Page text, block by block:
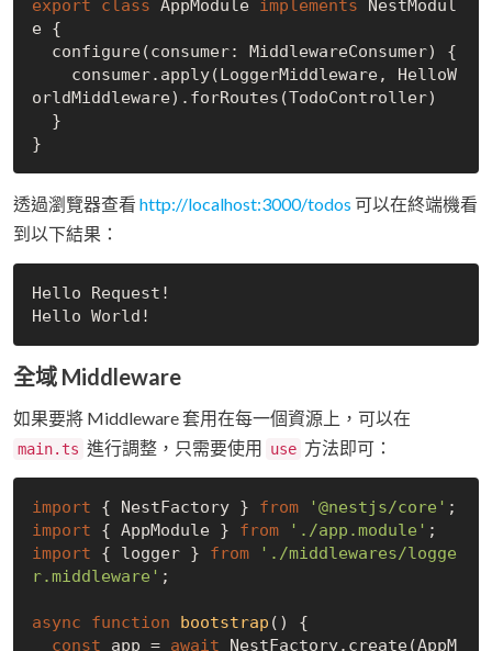
export class AppModule implements NestModul
e {
orldMiddleware).forRoutes(TodoController)
透過瀏覽器查看 http://localhost:3000/todos 可以在終端機看
到以下結果：
Hello Request!
全域 Middleware
如果要將 Middleware 套用在每一個資源上，可以在
main.ts 進行調整，只需要使用 use 方法即可：
import { NestFactory } from '@nestjs/core'
import { AppModule } from './app.module'
import { logger } from
'./middlewares/logge
r.middleware' ;
async function bootstrap ( ) {
const app = await NestFactory.create(AppM